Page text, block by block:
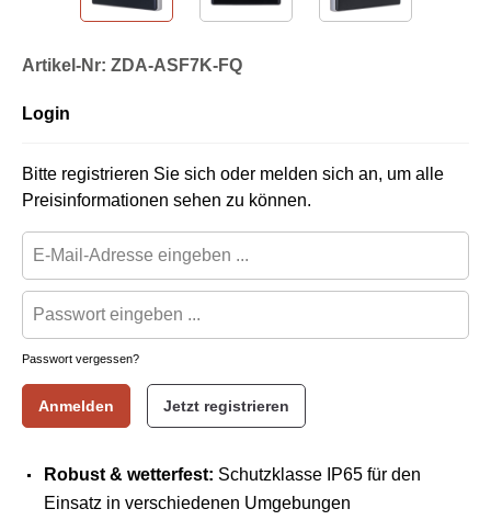
Artikel-Nr: ZDA-ASF7K-FQ
Login
Bitte registrieren Sie sich oder melden sich an, um alle
Preisinformationen sehen zu können.
Passwort vergessen?
Anmelden Jetzt registrieren
Robust & wetterfest: Schutzklasse IP65 für den
Einsatz in verschiedenen Umgebungen